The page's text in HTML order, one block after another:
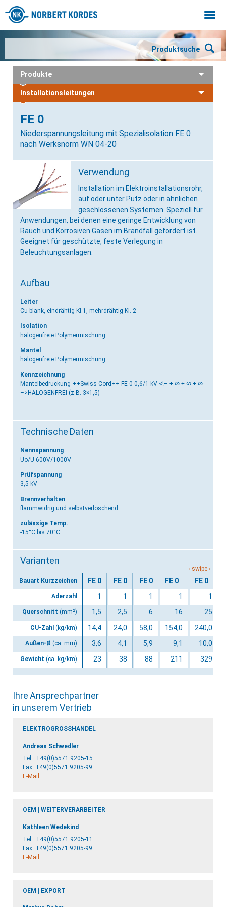
Produktsuche
Produkte
Installationsleitungen
FE 0
Niederspannungsleitung mit Spezialisolation FE 0
nach Werksnorm WN 04-20
Verwendung
Installation im Elektroinstallationsrohr,
auf oder unter Putz oder in ähnlichen
geschlossenen Systemen. Speziell für
Anwendungen, bei denen eine geringe Entwicklung von
Rauch und Korrosiven Gasen im Brandfall gefordert ist.
Geeignet für geschützte, feste Verlegung in
Beleuchtungsanlagen.
Aufbau
Leiter
Cu blank, eindrähtig Kl.1, mehrdrähtig Kl. 2
Isolation
halogenfreie Polymermischung
Mantel
halogenfreie Polymermischung
Kennzeichnung
Mantelbedruckung ++Swiss Cord++ FE 0 0,6/1 kV <!– + S + S + S
–>HALOGENFREI (z.B. 3×1,5)
Technische Daten
Nennspannung
Uo/U 600V/1000V
Prüfspannung
3,5 kV
Brennverhalten
flammwidrig und selbstverlöschend
zulässige Temp.
-15°C bis 70°C
Varianten
Bauart Kurzzeichen
Aderzahl
Querschnitt (mm²)
CU-Zahl (kg/km)
Außen-Ø (ca. mm)
Gewicht (ca. kg/km)
FE 0
1
1,5
14,4
3,6
23
FE 0
1
2,5
24,0
4,1
38
FE 0
1
6
58,0
5,9
88
FE 0
1
16
154,0
9,1
211
FE 0
1
25
240,0
10,0
329
Ihre Ansprechpartner
in unserem Vertrieb
ELEKTROGROSSHANDEL
Andreas Schwedler
Tel.: +49(0)5571.9205-15
Fax: +49(0)5571.9205-99
E-Mail
OEM | WEITERVERARBEITER
Kathleen Wedekind
Tel.: +49(0)5571.9205-11
Fax: +49(0)5571.9205-99
E-Mail
OEM | EXPORT